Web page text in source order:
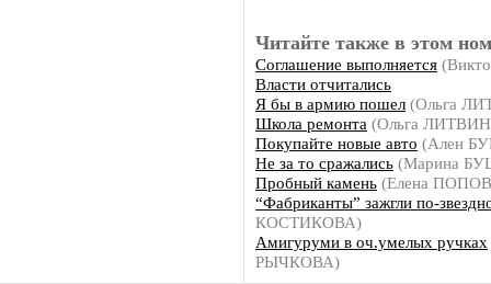
Читайте также в этом
Соглашение выполняется
Власти отчитались
Я бы в армию пошел (Ольга
Школа ремонта (Ольга
Покупайте новые авто (Ален
Не за то сражались (Марина
Пробный камень (Елена
“Фабриканты” зажгли по-
КОСТИКОВА)
Амигуруми в оч.умелых ручках
РЫЧКОВА)